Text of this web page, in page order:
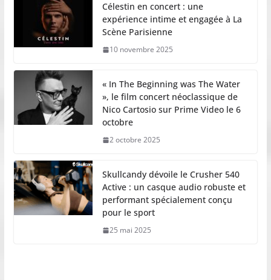
Célestin en concert : une
expérience intime et engagée à La
Scène Parisienne
10 novembre 2025
« In The Beginning was The Water
», le film concert néoclassique de
Nico Cartosio sur Prime Video le 6
octobre
2 octobre 2025
Skullcandy dévoile le Crusher 540
Active : un casque audio robuste et
performant spécialement conçu
pour le sport
25 mai 2025